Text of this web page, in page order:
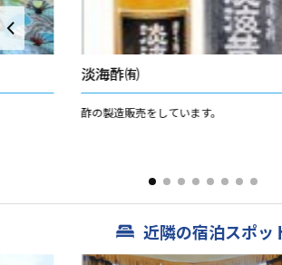
淡海酢㈲
酢の製造販売をしています。
近隣の宿泊スポッ